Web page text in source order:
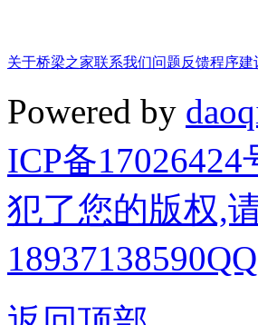
关于桥梁之家联系我们问题反馈程序建
Powered by
ICP备
犯了您的版权,